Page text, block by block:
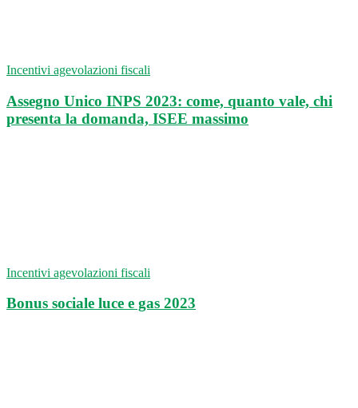
Incentivi agevolazioni fiscali
Assegno Unico INPS 2023: come, quanto vale, chi
presenta la domanda, ISEE massimo
Incentivi agevolazioni fiscali
Bonus sociale luce e gas 2023